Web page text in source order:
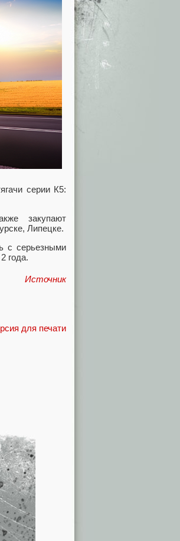
серии К5:
закупают
Липецке.
с серьезными
года.
Источник
для печати